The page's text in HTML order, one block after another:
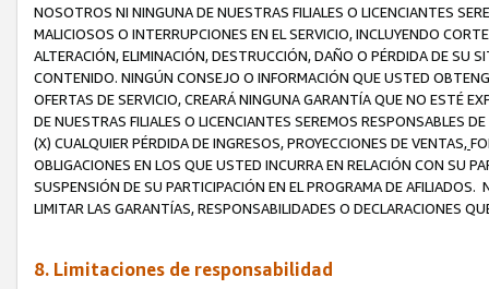
NOSOTROS NI NINGUNA DE NUESTRAS FILIALES O LICENCIANTES
MALICIOSOS O INTERRUPCIONES EN EL SERVICIO, INCLUYENDO
ALTERACIÓN, ELIMINACIÓN, DESTRUCCIÓN, DAÑO O PÉRDIDA DE SU
CONTENIDO. NINGÚN CONSEJO O INFORMACIÓN QUE USTED
OFERTAS DE SERVICIO, CREARÁ NINGUNA GARANTÍA QUE NO ESTÉ
DE NUESTRAS FILIALES O LICENCIANTES SEREMOS RESPONSABLES
(X) CUALQUIER PÉRDIDA DE INGRESOS, PROYECCIONES DE VENTAS,
OBLIGACIONES EN LOS QUE USTED INCURRA EN RELACIÓN CON SU
SUSPENSIÓN DE SU PARTICIPACIÓN EN EL PROGRAMA DE
LIMITAR LAS GARANTÍAS, RESPONSABILIDADES O DECLARACIONES
8. Limitaciones de responsabilidad